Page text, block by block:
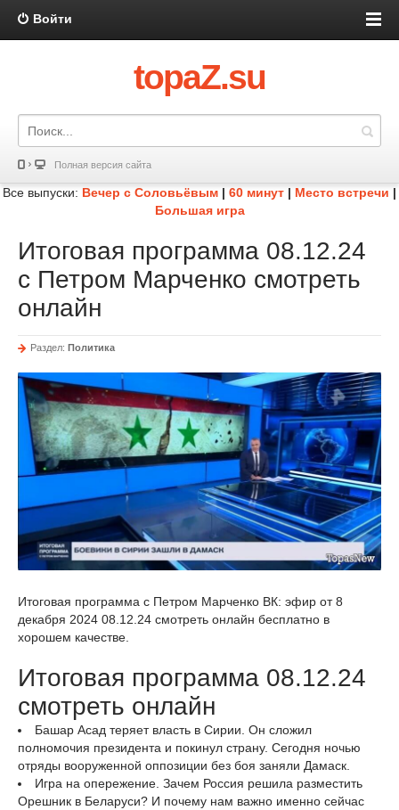
Войти
topaZ.su
Полная версия сайта
Все выпуски: Вечер с Соловьёвым | 60 минут | Место встречи |
Большая игра
Итоговая программа 08.12.24
с Петром Марченко смотреть
онлайн
Раздел: Политика
Итоговая программа с Петром Марченко ВК: эфир от 8
декабря 2024 08.12.24 смотреть онлайн бесплатно в
хорошем качестве.
Итоговая программа 08.12.24
смотреть онлайн
Башар Асад теряет власть в Сирии. Он сложил
полномочия президента и покинул страну. Сегодня ночью
отряды вооруженной оппозиции без боя заняли Дамаск.
Игра на опережение. Зачем Россия решила разместить
Орешник в Беларуси? И почему нам важно именно сейчас